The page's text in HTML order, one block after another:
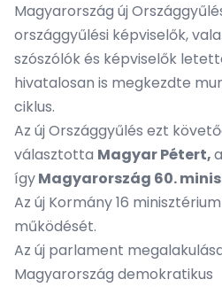
Magyarország új
országgyűlési képviselők,
szószólók és képviselők
hivatalosan is megkezdte
ciklus.
Az új Országgyűlés ezt
választotta Magyar Pétert,
ígyMagyarország 60.
Az új Kormány 16
működését.
Az új parlament
Magyarország demokratikus